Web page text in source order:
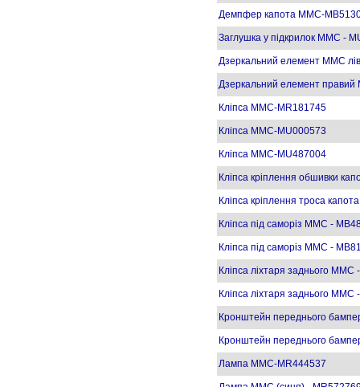
Демпфер капота MMC-
Заглушка у підкрилок MMC -
Дзеркальний елемент MMC
Дзеркальний елемент правий
Кліпса MMC-MR181745
Кліпса MMC-MU000573
Кліпса MMC-MU487004
Кліпса кріплення обшивки
Кліпса кріплення троса
Кліпса під саморіз MMC -
Кліпса під саморіз MMC -
Кліпса ліхтаря заднього
Кліпса ліхтаря заднього
Кронштейн переднього
Кронштейн переднього
Лампа MMC-MR444537